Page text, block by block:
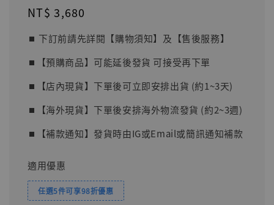
Regular
NT$ 3,680
⏹︎ 下訂前請先詳閱【購物須知】及【售後服務】
⏹︎【預購商品】可能延後發貨 可接受再下單
⏹︎【店內現貨】下單後可立即安排出貨 (約1~3天)
⏹︎【海外現貨】下單後安排海外物流發貨 (約2~3週)
⏹︎【補款通知】發貨時由IG或Email或簡訊通知補款
適用優惠
任選5件可享98折優惠